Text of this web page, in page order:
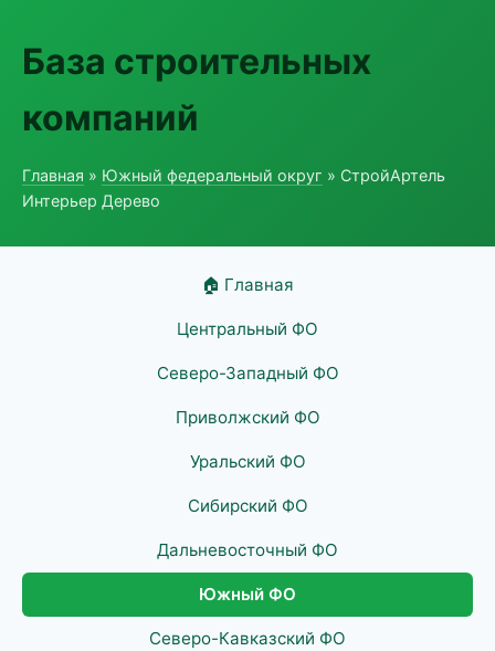
База строительных
компаний
Главная » Южный федеральный округ » СтройАртель
Интерьер Дерево
🏠 Главная
Центральный ФО
Северо-Западный ФО
Приволжский ФО
Уральский ФО
Сибирский ФО
Дальневосточный ФО
Южный ФО
Северо-Кавказский ФО